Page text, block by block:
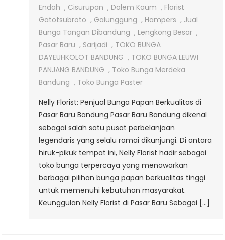
Papan
Di
Pasar
Endah , Cisurupan , Dalem Kaum , Florist
Gatotsubroto , Galunggung , Hampers , Jual
Bunga Tangan Dibandung , Lengkong Besar ,
Pasar Baru , Sarijadi , TOKO BUNGA
DAYEUHKOLOT BANDUNG , TOKO BUNGA LEUWI
PANJANG BANDUNG , Toko Bunga Merdeka
Bandung , Toko Bunga Paster
Nelly Florist: Penjual Bunga Papan Berkualitas di
Pasar Baru Bandung Pasar Baru Bandung dikenal
sebagai salah satu pusat perbelanjaan
legendaris yang selalu ramai dikunjungi. Di antara
hiruk-pikuk tempat ini, Nelly Florist hadir sebagai
toko bunga terpercaya yang menawarkan
berbagai pilihan bunga papan berkualitas tinggi
untuk memenuhi kebutuhan masyarakat.
Keunggulan Nelly Florist di Pasar Baru Sebagai […]